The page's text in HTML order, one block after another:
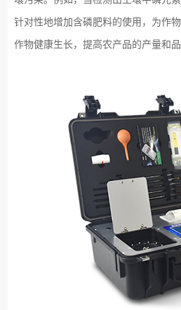
针对性地增加含磷肥料的使用，为作
作物健康生长，提高农产品的产量和品